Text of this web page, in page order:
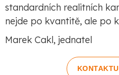
standardních realitních
nejde po kvantitě, ale po
Marek Cakl, jednatel